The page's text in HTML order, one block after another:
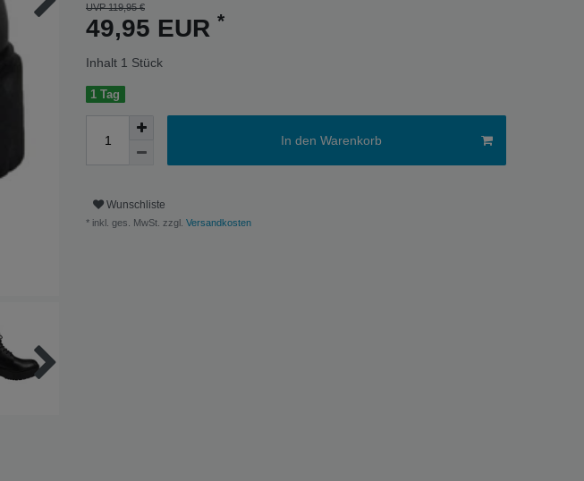
UVP 119,95 €
49,95 EUR *
Inhalt 1 Stück
1 Tag
In den Warenkorb
Wunschliste
* inkl. ges. MwSt. zzgl. Versandkosten